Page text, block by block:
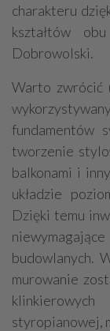
charakteru
kształtów
Dobrowolski.
Warto zwrócić
fundamentów
tworzenie
balkonami i
układzie
Dzięki temu
budowlanych.
murowanie
styropianowej,